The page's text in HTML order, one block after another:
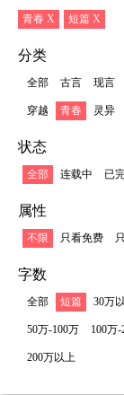
青春 X 短篇 X
分类
全部 古言 现言
穿越 青春 灵异
状态
全部 连载中 已
属性
不限 只看免费
字数
全部 短篇 30万
50万-100万 100万-
200万以上